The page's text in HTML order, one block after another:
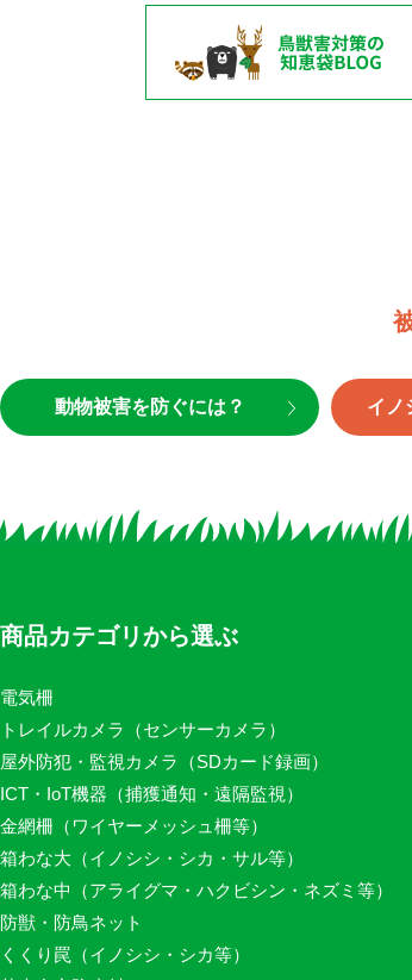
動物被害を防ぐには？ イノ
商品カテゴリから選ぶ
電気柵
トレイルカメラ（センサーカメラ）
屋外防犯・監視カメラ（SDカード録画）
ICT・IoT機器（捕獲通知・遠隔監視）
金網柵（ワイヤーメッシュ柵等）
箱わな大（イノシシ・シカ・サル等）
箱わな中（アライグマ・ハクビシン・ネズミ等）
防獣・防鳥ネット
くくり罠（イノシシ・シカ等）